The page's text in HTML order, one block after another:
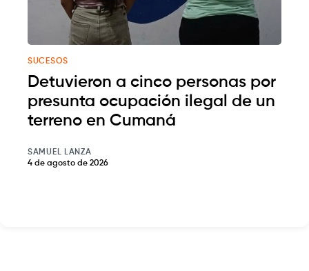
SUCESOS
Detuvieron a cinco personas por
presunta ocupación ilegal de un
terreno en Cumaná
SAMUEL LANZA
4 de agosto de 2026